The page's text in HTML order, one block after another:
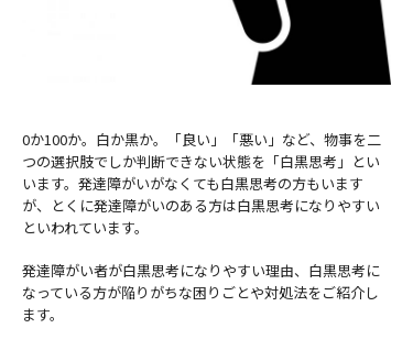
0か100か。白か黒か。「良い」「悪い」など、物事を二
つの選択肢でしか判断できない状態を「白黒思考」とい
います。発達障がいがなくても白黒思考の方もいます
が、とくに発達障がいのある方は白黒思考になりやすい
といわれています。
発達障がい者が白黒思考になりやすい理由、白黒思考に
なっている方が陥りがちな困りごとや対処法をご紹介し
ます。